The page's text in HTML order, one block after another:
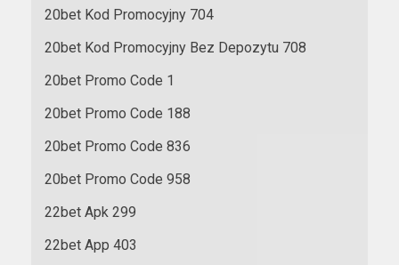
20bet Kod Promocyjny 704
20bet Kod Promocyjny Bez Depozytu 708
20bet Promo Code 1
20bet Promo Code 188
20bet Promo Code 836
20bet Promo Code 958
22bet Apk 299
22bet App 403